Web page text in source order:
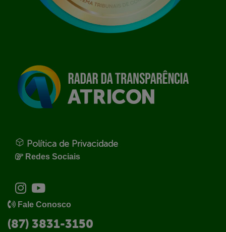
Política de Privacidade
Redes Sociais
Fale Conosco
(87) 3831-3150